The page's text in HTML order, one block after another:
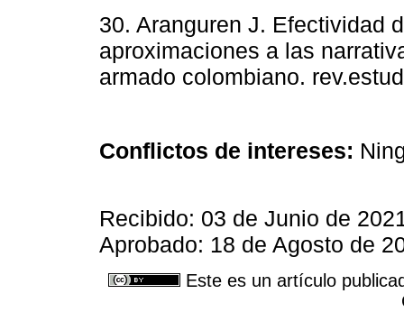
30. Aranguren J. Efectividad
aproximaciones a las
armado colombiano.
Conflictos de intereses:
Recibido: 03 de Junio de
Aprobado: 18 de Agosto de
Este es un artículo